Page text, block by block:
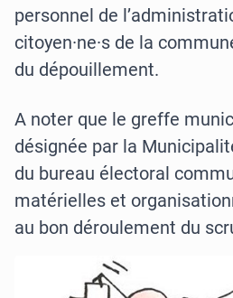
personnel de
citoyen·ne·s de la
du dépouillement.
A noter que le greffe
désignée par la
du bureau électoral
matérielles et
au bon déroulement du